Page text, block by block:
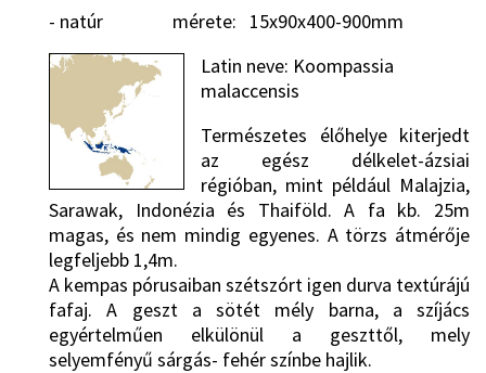
- natúr mérete: 15x90x400-900mm
Latin neve: Koompassia
malaccensis
Természetes élőhelye kiterjedt
az egész délkelet-ázsiai
régióban, mint például Malajzia,
Sarawak, Indonézia és Thaiföld. A fa kb. 25m
magas, és nem mindig egyenes. A törzs átmérője
legfeljebb 1,4m.
A kempas pórusaiban szétszórt igen durva textúrájú
fafaj. A geszt a sötét mély barna, a szíjács
egyértelműen elkülönül a geszttől, mely
selyemfényű sárgás- fehér színbe hajlik.